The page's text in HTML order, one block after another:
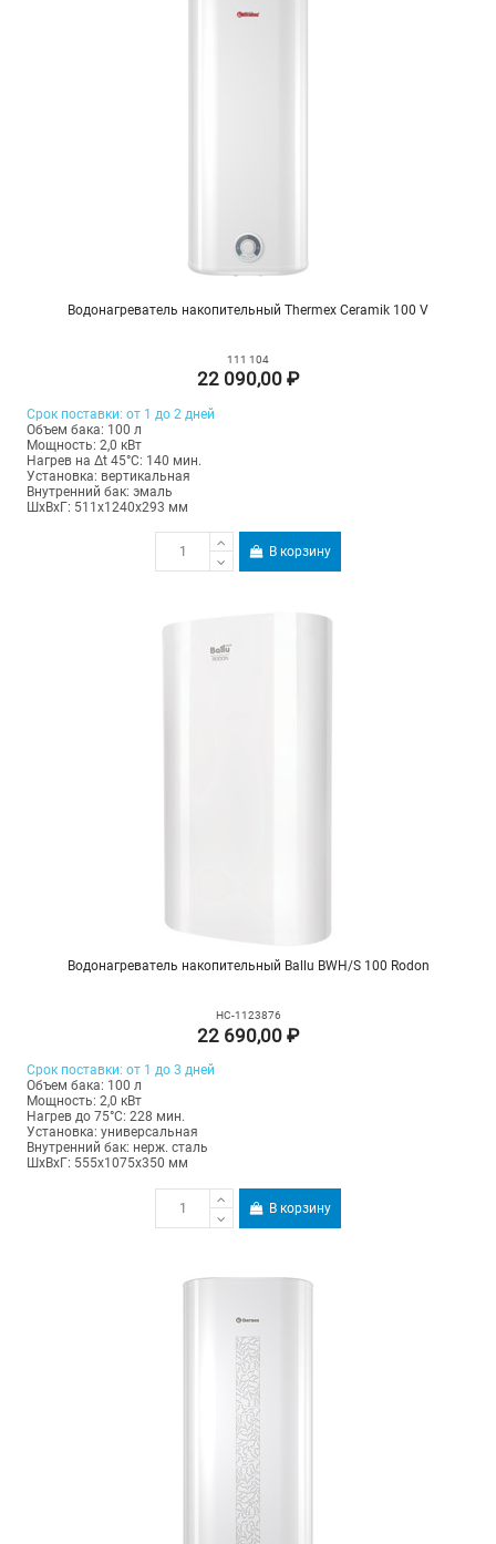
Водонагреватель накопительный Thermex Ceramik 100 V
111 104
22 090,00 ₽
Срок поставки: от 1 до 2 дней
Объем бака: 100 л
Мощность: 2,0 кВт
Нагрев на Δt 45°С: 140 мин.
Установка: вертикальная
Внутренний бак: эмаль
ШхВхГ: 511х1240х293 мм
В корзину
Водонагреватель накопительный Ballu BWH/S 100 Rodon
НС-1123876
22 690,00 ₽
Срок поставки: от 1 до 3 дней
Объем бака: 100 л
Мощность: 2,0 кВт
Нагрев до 75°С: 228 мин.
Установка: универсальная
Внутренний бак: нерж. сталь
ШхВхГ: 555х1075х350 мм
В корзину